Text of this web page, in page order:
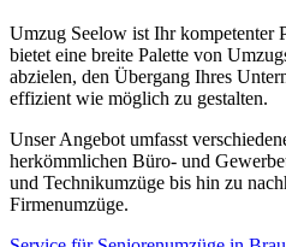
Umzug Seelow ist Ihr kompetenter
bietet eine breite Palette von
abzielen, den Übergang Ihres
effizient wie möglich zu gestalten.
Unser Angebot umfasst
herkömmlichen Büro- und
und Technikumzüge bis hin zu
Firmenumzüge.